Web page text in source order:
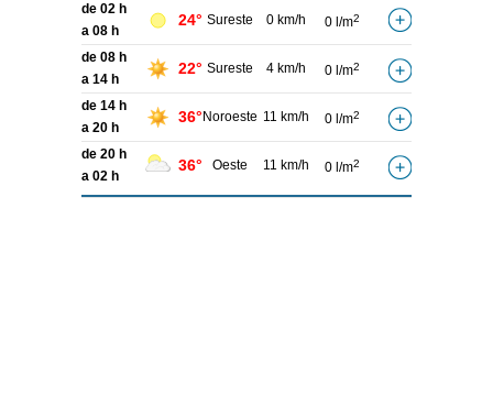
de 02 h
a 08 h
24° Sureste 0 km/h 0 l/m2
de 08 h
a 14 h
22° Sureste 4 km/h 0 l/m2
de 14 h
a 20 h
36° Noroeste 11 km/h 0 l/m2
de 20 h
a 02 h
36° Oeste 11 km/h 0 l/m2